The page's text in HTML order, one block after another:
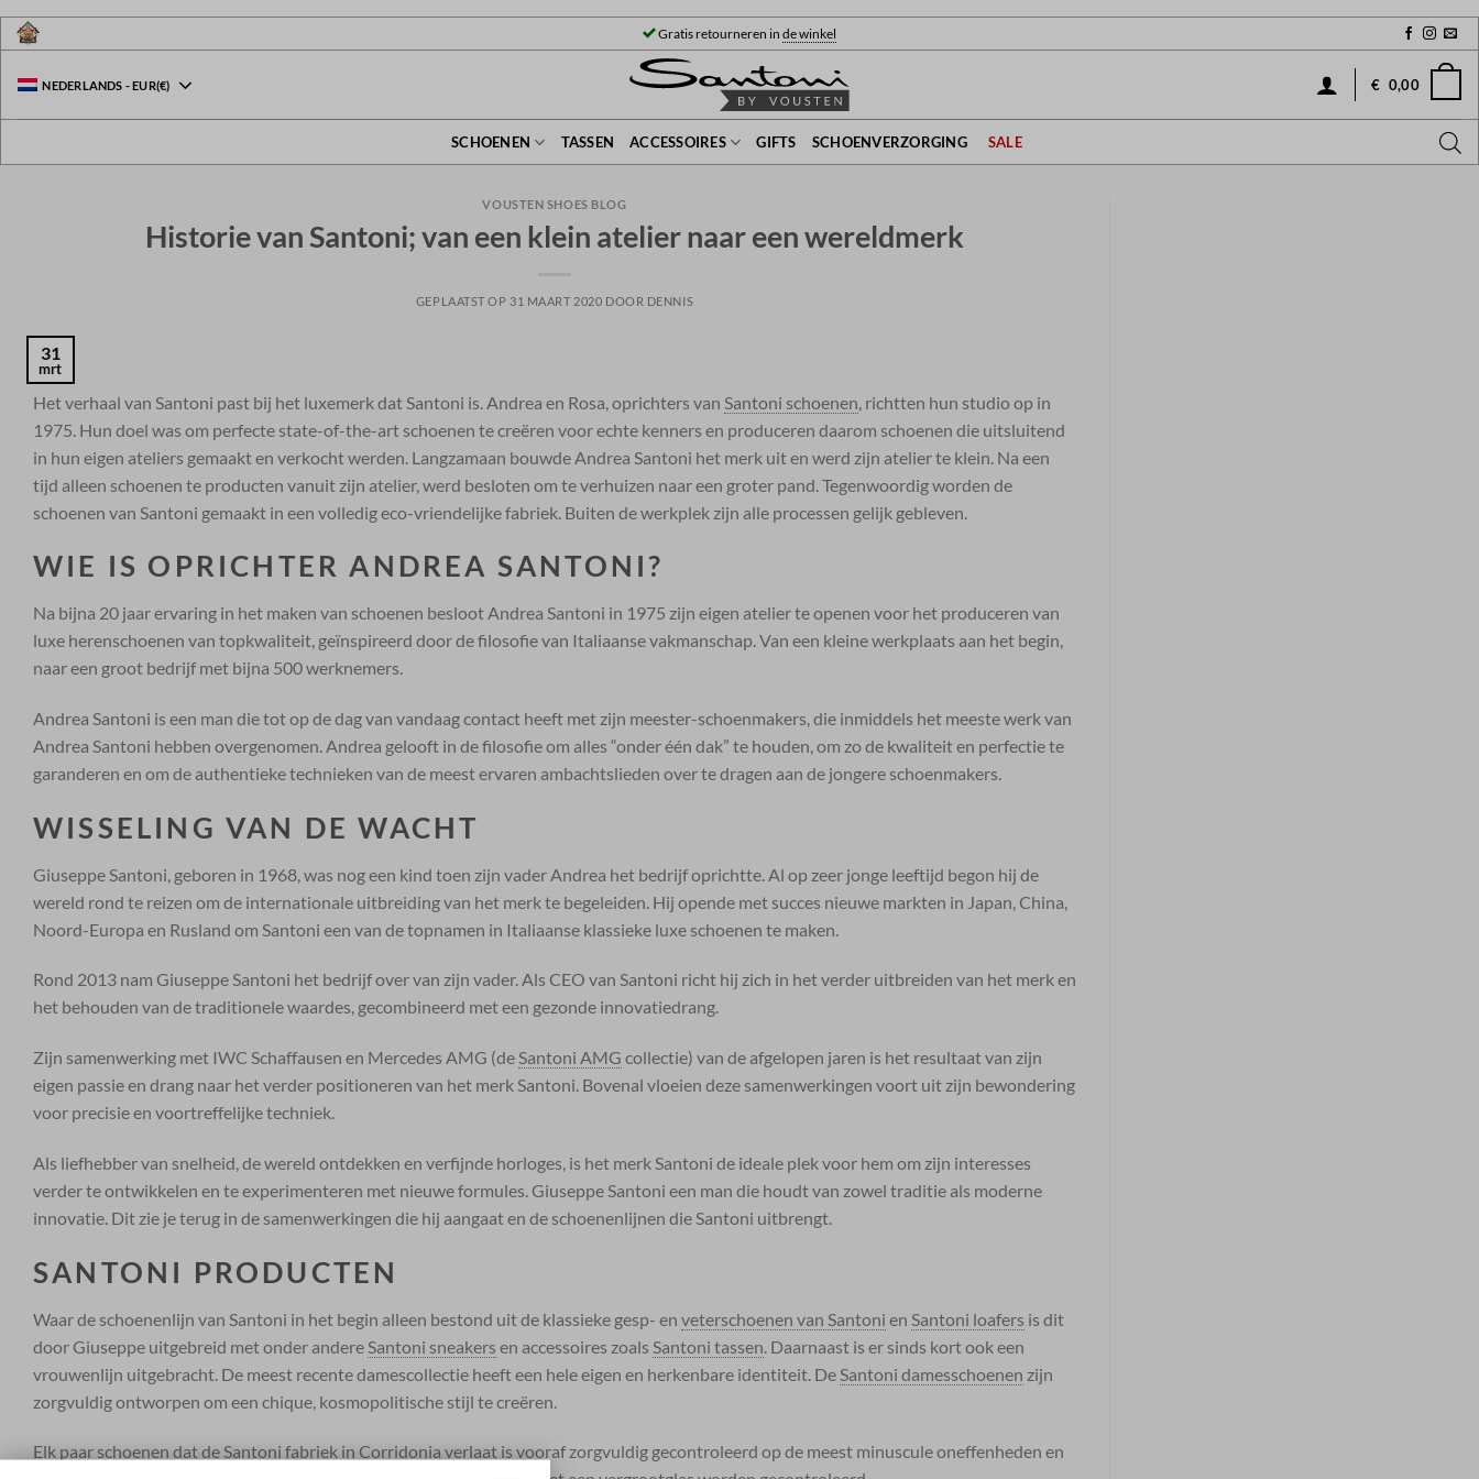
Ga
naar
Gratis retourneren in de winkel
NEDERLANDS -EUR(€) € 0,00
SCHOENEN TASSEN ACCESSOIRES GIFTS SCHOENVERZORGING SALE
VOUSTEN SHOES BLOG
Historie van Santoni; van een klein atelier naar een wereldmerk
GEPLAATST OP 31 MAART 2020 DOOR DENNIS
31
mrt
Het verhaal van Santoni past bij het luxemerk dat Santoni is. Andrea en Rosa, oprichters van Santoni schoenen , richtten hun studio op in
1975. Hun doel was om perfecte state-of-the-art schoenen te creëren voor echte kenners en produceren daarom schoenen die uitsluitend
in hun eigen ateliers gemaakt en verkocht werden. Langzamaan bouwde Andrea Santoni het merk uit en werd zijn atelier te klein. Na een
tijd alleen schoenen te producten vanuit zijn atelier, werd besloten om te verhuizen naar een groter pand. Tegenwoordig worden de
schoenen van Santoni gemaakt in een volledig eco-vriendelijke fabriek. Buiten de werkplek zijn alle processen gelijk gebleven.
WIE IS OPRICHTER ANDREA SANTONI?
Na bijna 20 jaar ervaring in het maken van schoenen besloot Andrea Santoni in 1975 zijn eigen atelier te openen voor het produceren van
luxe herenschoenen van topkwaliteit, geïnspireerd door de filosofie van Italiaanse vakmanschap. Van een kleine werkplaats aan het begin,
naar een groot bedrijf met bijna 500 werknemers.
Andrea Santoni is een man die tot op de dag van vandaag contact heeft met zijn meester-schoenmakers, die inmiddels het meeste werk van
Andrea Santoni hebben overgenomen. Andrea gelooft in de filosofie om alles “onder één dak” te houden, om zo de kwaliteit en perfectie te
garanderen en om de authentieke technieken van de meest ervaren ambachtslieden over te dragen aan de jongere schoenmakers.
WISSELING VAN DE WACHT
Giuseppe Santoni, geboren in 1968, was nog een kind toen zijn vader Andrea het bedrijf oprichtte. Al op zeer jonge leeftijd begon hij de
wereld rond te reizen om de internationale uitbreiding van het merk te begeleiden. Hij opende met succes nieuwe markten in Japan, China,
Noord-Europa en Rusland om Santoni een ​​van de topnamen in Italiaanse klassieke luxe schoenen te maken.
Rond 2013 nam Giuseppe Santoni het bedrijf over van zijn vader. Als CEO van Santoni richt hij zich in het verder uitbreiden van het merk en
het behouden van de traditionele waardes, gecombineerd met een gezonde innovatiedrang.
Zijn samenwerking met IWC Schaffausen en Mercedes AMG (deSantoni AMG collectie) van de afgelopen jaren is het resultaat van zijn
eigen passie en drang naar het verder positioneren van het merk Santoni. Bovenal vloeien deze samenwerkingen voort uit zijn bewondering
voor precisie en voortreffelijke techniek.
Als liefhebber van snelheid, de wereld ontdekken en verfijnde horloges, is het merk Santoni de ideale plek voor hem om zijn interesses
verder te ontwikkelen en te experimenteren met nieuwe formules. Giuseppe Santoni een man die houdt van zowel traditie als moderne
innovatie. Dit zie je terug in de samenwerkingen die hij aangaat en de schoenenlijnen die Santoni uitbrengt.
SANTONI PRODUCTEN
Waar de schoenenlijn van Santoni in het begin alleen bestond uit de klassieke gesp- en veterschoenen van Santoni en Santoni loafers is dit
door Giuseppe uitgebreid met onder andere Santoni sneakers en accessoires zoals Santoni tassen . Daarnaast is er sinds kort ook een
vrouwenlijn uitgebracht. De meest recente damescollectie heeft een hele eigen en herkenbare identiteit. De Santoni damesschoenen zijn
zorgvuldig ontworpen om een ​​chique, kosmopolitische stijl te creëren.
Elk paar schoenen dat de Santoni fabriek in Corridonia verlaat is vooraf zorgvuldig gecontroleerd op de meest minuscule oneffenheden en